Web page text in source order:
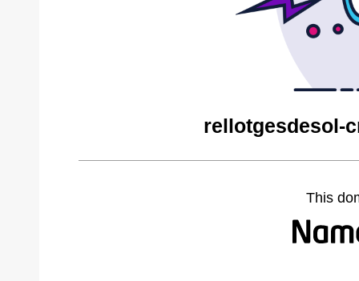
rellotgesdesol-
This